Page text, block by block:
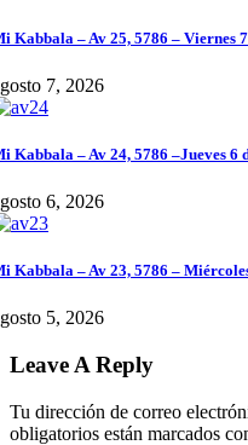
Kabbala – Av 25, 5786 – Viernes
7, 2026
Kabbala – Av 24, 5786 –Jueves 6
6, 2026
Kabbala – Av 23, 5786 –
5, 2026
Leave A Reply
Tu dirección de correo
obligatorios están marcados